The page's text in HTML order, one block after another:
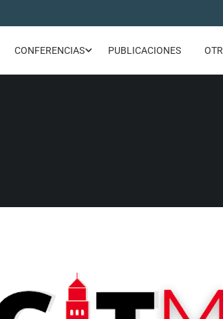
CONFERENCIAS PUBLICACIONES